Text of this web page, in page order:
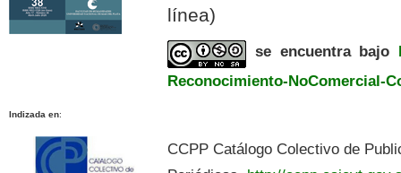
línea)
se encuentra bajo
Reconocimiento-NoComercial-
Indizada en:
CCPP Catálogo Colectivo de